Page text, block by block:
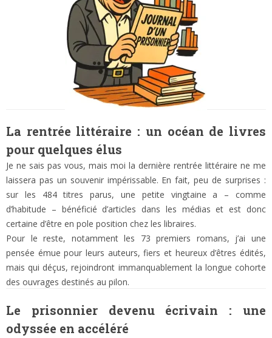
La rentrée littéraire : un océan de livres
pour quelques élus
Je ne sais pas vous, mais moi la dernière rentrée littéraire ne me
laissera pas un souvenir impérissable. En fait, peu de surprises :
sur les 484 titres parus, une petite vingtaine a – comme
d’habitude – bénéficié d’articles dans les médias et est donc
certaine d’être en pole position chez les libraires.
Pour le reste, notamment les 73 premiers romans, j’ai une
pensée émue pour leurs auteurs, fiers et heureux d’êtres édités,
mais qui déçus, rejoindront immanquablement la longue cohorte
des ouvrages destinés au pilon.
Le prisonnier devenu écrivain : une
odyssée en accéléré